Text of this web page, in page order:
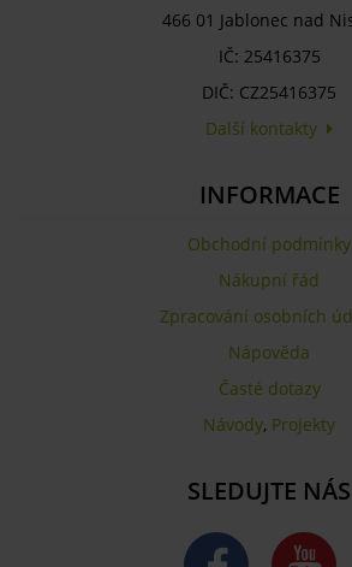
466 01 Jablonec nad
IČ: 25416375
DIČ: CZ25416375
Další kontakty
INFORMACE
Obchodní podmínky
Nákupní řád
Zpracování osobních
Nápověda
Časté dotazy
Návody, Projekty
SLEDUJTE NÁS